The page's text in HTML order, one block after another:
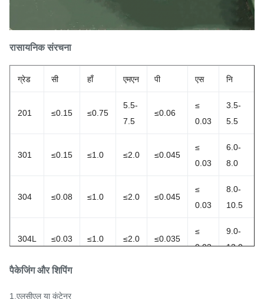
रासायनिक संरचना
ग्रेड सी हाँ एमएन पी एस नि
201 ≤0.15 ≤0.75
5.5-
7.5
≤0.06
≤
0.03
3.5-
5.5
301 ≤0.15 ≤1.0 ≤2.0 ≤0.045
≤
0.03
6.0-
8.0
304 ≤0.08 ≤1.0 ≤2.0 ≤0.045
≤
0.03
8.0-
10.5
304L ≤0.03 ≤1.0 ≤2.0 ≤0.035
≤
0.03
9.0-
13.0
पैकेजिंग और शिपिंग
1.एलसीएल या कंटेनर